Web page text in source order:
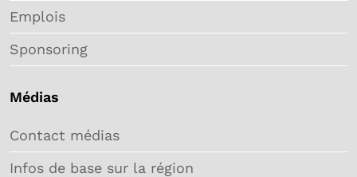
Emplois
Sponsoring
Médias
Contact médias
Infos de base sur la région